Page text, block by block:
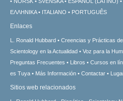
ΕΛΛΗΝΙΚA
ITALIANO PORTUGUÊS
Enlaces
L. Ronald Hubbard Creencias y Prácticas
Scientology en la Actualidad
Voz para la
Preguntas Frecuentes
Libros Cursos en
es Tuya
Más Información Contactar
Sitios web relacionados